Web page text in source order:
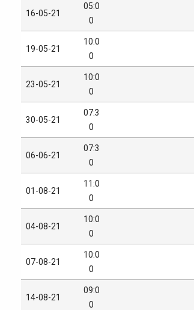
16-05-21
05:0
0
19-05-21
10:0
0
23-05-21
10:0
0
30-05-21
07:3
0
06-06-21
07:3
0
01-08-21
11:0
0
04-08-21
10:0
0
07-08-21
10:0
0
14-08-21
09:0
0